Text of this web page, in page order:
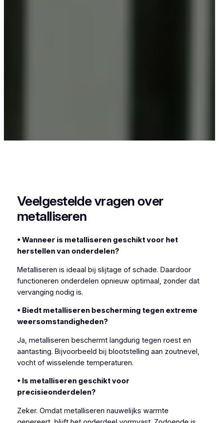
Veelgestelde vragen over
metalliseren
• Wanneer is metalliseren geschikt voor het
herstellen van onderdelen?
Metalliseren is ideaal bij slijtage of schade. Daardoor
functioneren onderdelen opnieuw optimaal, zonder dat
vervanging nodig is.
• Biedt metalliseren bescherming tegen extreme
weersomstandigheden?
Ja, metalliseren beschermt langdurig tegen roest en
aantasting. Bijvoorbeeld bij blootstelling aan zoutnevel,
vocht of wisselende temperaturen.
• Is metalliseren geschikt voor
precisieonderdelen?
Zeker. Omdat metalliseren nauwelijks warmte